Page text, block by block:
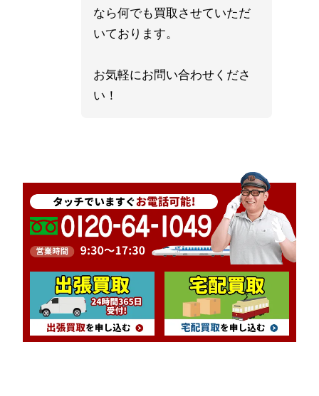
なら何でも買取させていただ
いております。
お気軽にお問い合わせくださ
い！